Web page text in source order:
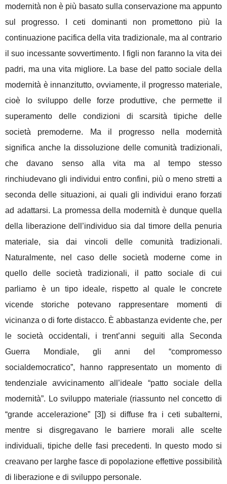
modernità non è più basato sulla conservazione ma appunto
sul progresso. I ceti dominanti non promettono più la
continuazione pacifica della vita tradizionale, ma al contrario
il suo incessante sovvertimento. I figli non faranno la vita dei
padri, ma una vita migliore. La base del patto sociale della
modernità è innanzitutto, ovviamente, il progresso materiale,
cioè lo sviluppo delle forze produttive, che permette il
superamento delle condizioni di scarsità tipiche delle
società premoderne. Ma il progresso nella modernità
significa anche la dissoluzione delle comunità tradizionali,
che davano senso alla vita ma al tempo stesso
rinchiudevano gli individui entro confini, più o meno stretti a
seconda delle situazioni, ai quali gli individui erano forzati
ad adattarsi. La promessa della modernità è dunque quella
della liberazione dell’individuo sia dal timore della penuria
materiale, sia dai vincoli delle comunità tradizionali.
Naturalmente, nel caso delle società moderne come in
quello delle società tradizionali, il patto sociale di cui
parliamo è un tipo ideale, rispetto al quale le concrete
vicende storiche potevano rappresentare momenti di
vicinanza o di forte distacco. È abbastanza evidente che, per
le società occidentali, i trent’anni seguiti alla Seconda
Guerra Mondiale, gli anni del “compromesso
socialdemocratico”, hanno rappresentato un momento di
tendenziale avvicinamento all’ideale “patto sociale della
modernità”. Lo sviluppo materiale (riassunto nel concetto di
“grande accelerazione” [3]) si diffuse fra i ceti subalterni,
mentre si disgregavano le barriere morali alle scelte
individuali, tipiche delle fasi precedenti. In questo modo si
creavano per larghe fasce di popolazione effettive possibilità
di liberazione e di sviluppo personale.